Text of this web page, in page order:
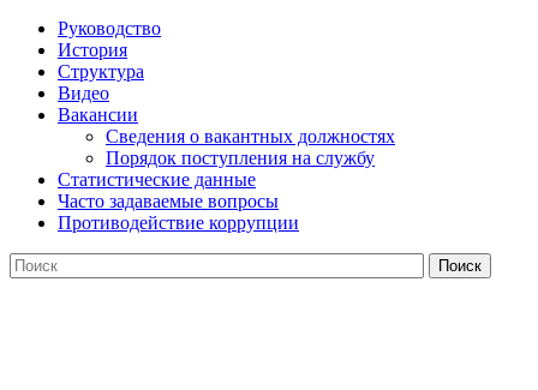
Руководство
История
Структура
Видео
Вакансии
Сведения о вакантных должностях
Порядок поступления на службу
Статистические данные
Часто задаваемые вопросы
Противодействие коррупции